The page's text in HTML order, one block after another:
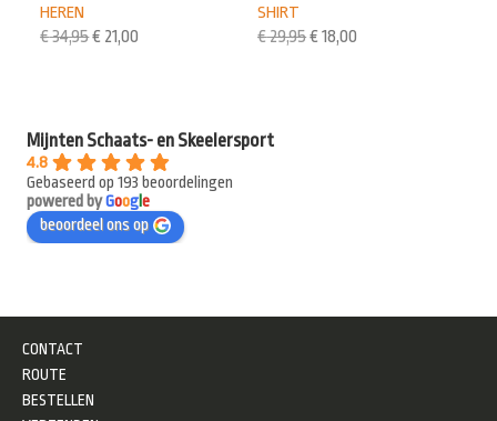
SHIRT
€29,95€ 18,00
HEREN
€34,95€ 21,00
Mijnten Schaats- en Skeelersport
4.8
Gebaseerd op 193 beoordelingen
powered byGooge
beoordeel ons op
CONTACT
ROUTE
BESTELLEN